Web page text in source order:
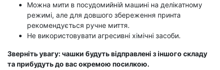
Можна мити в посудомийній машині на делікатному
режимі, але для довшого збереження принта
рекомендується ручне миття.
Не використовувати агресивні хімічні засоби.
Зверніть увагу: чашки будуть відправлені з іншого складу
та прибудуть до вас окремою посилкою.